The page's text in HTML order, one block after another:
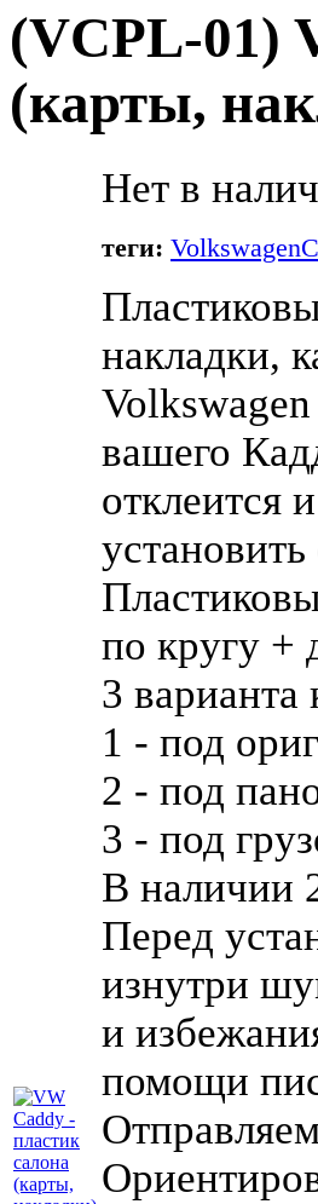
(VCPL-01)
(карты,
Нет в
теги: Volkswagen
накладки,
вашего
отклеится
по кругу +
3 варианта
1 - под
2 - под
3 - под
В наличии
Перед
изнутри
и
помощи